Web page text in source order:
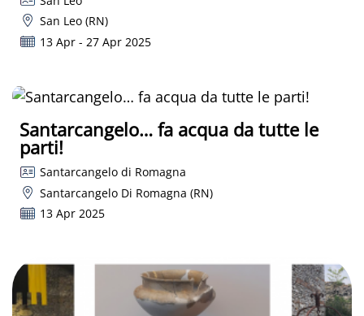
San Leo (RN)
13 Apr - 27 Apr 2025
Santarcangelo… fa acqua da tutte le
parti!
Santarcangelo di Romagna
Santarcangelo Di Romagna (RN)
13 Apr 2025